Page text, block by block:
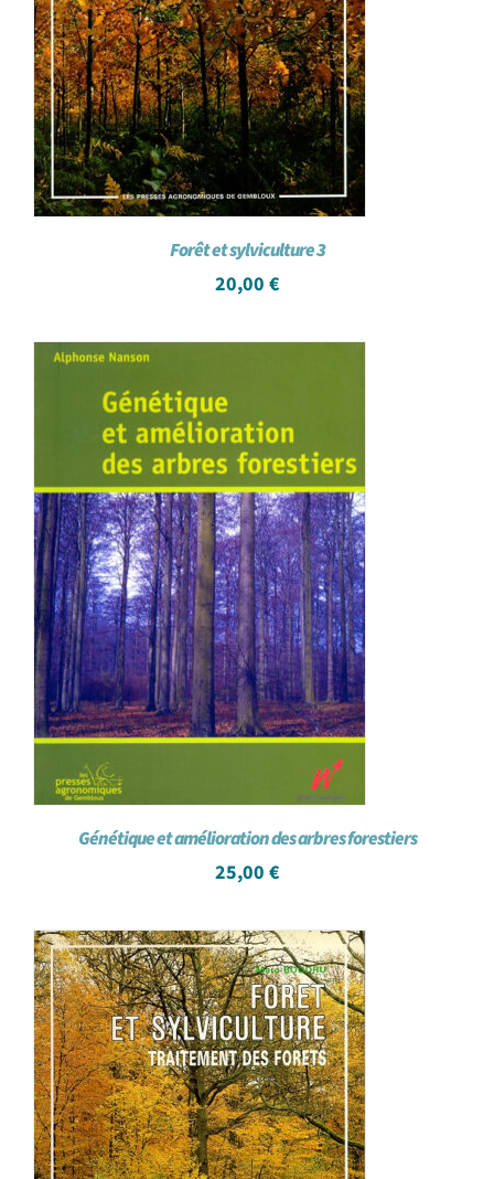
Forêt et sylviculture 3
20,00 €
Génétique et amélioration des arbres forestiers
25,00 €